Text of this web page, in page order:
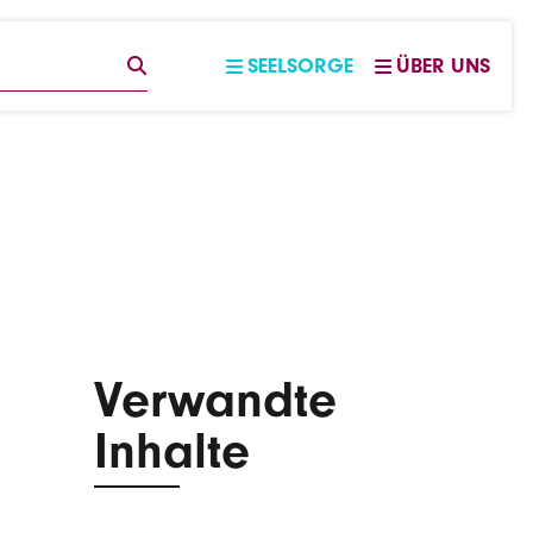
SUCHESEELSORGE ÜBER UNS
Verwandte
Inhalte